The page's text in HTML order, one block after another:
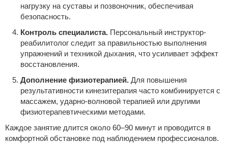
нагрузку на суставы и позвоночник, обеспечивая
безопасность.
Контроль специалиста. Персональный инструктор-
реабилитолог следит за правильностью выполнения
упражнений и техникой дыхания, что усиливает эффект
восстановления.
Дополнение физиотерапией. Для повышения
результативности кинезитерапия часто комбинируется с
массажем, ударно-волновой терапией или другими
физиотерапевтическими методами.
Каждое занятие длится около 60–90 минут и проводится в
комфортной обстановке под наблюдением профессионалов.